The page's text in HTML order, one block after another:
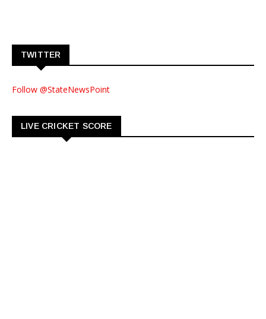
TWITTER
Follow @StateNewsPoint
LIVE CRICKET SCORE